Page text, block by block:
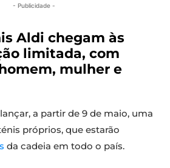
- Publicidade -
Aldi chegam às
limitada, com
mulher e
a partir de 9 de maio, uma
próprios, que estarão
da cadeia em todo o país.